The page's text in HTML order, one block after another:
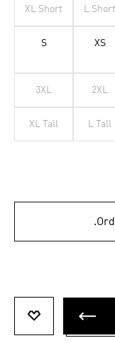
L Short
XL Short
XS
S
2XL
3XL
L Tall
XL Tall